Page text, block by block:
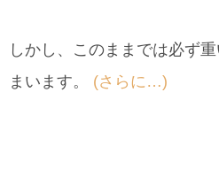
しかし、このままでは必ず
まいます。 (さらに…)